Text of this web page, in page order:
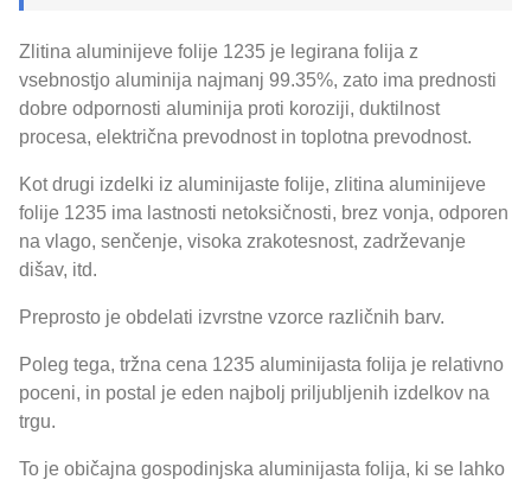
Zlitina aluminijeve folije 1235 je legirana folija z
vsebnostjo aluminija najmanj 99.35%, zato ima prednosti
dobre odpornosti aluminija proti koroziji, duktilnost
procesa, električna prevodnost in toplotna prevodnost.
Kot drugi izdelki iz aluminijaste folije, zlitina aluminijeve
folije 1235 ima lastnosti netoksičnosti, brez vonja, odporen
na vlago, senčenje, visoka zrakotesnost, zadrževanje
dišav, itd.
Preprosto je obdelati izvrstne vzorce različnih barv.
Poleg tega, tržna cena 1235 aluminijasta folija je relativno
poceni, in postal je eden najbolj priljubljenih izdelkov na
trgu.
To je običajna gospodinjska aluminijasta folija, ki se lahko